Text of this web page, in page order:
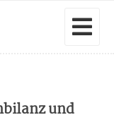
und